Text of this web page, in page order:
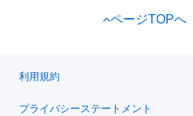
ページTOPへ
利用規約
プライバシーステートメント